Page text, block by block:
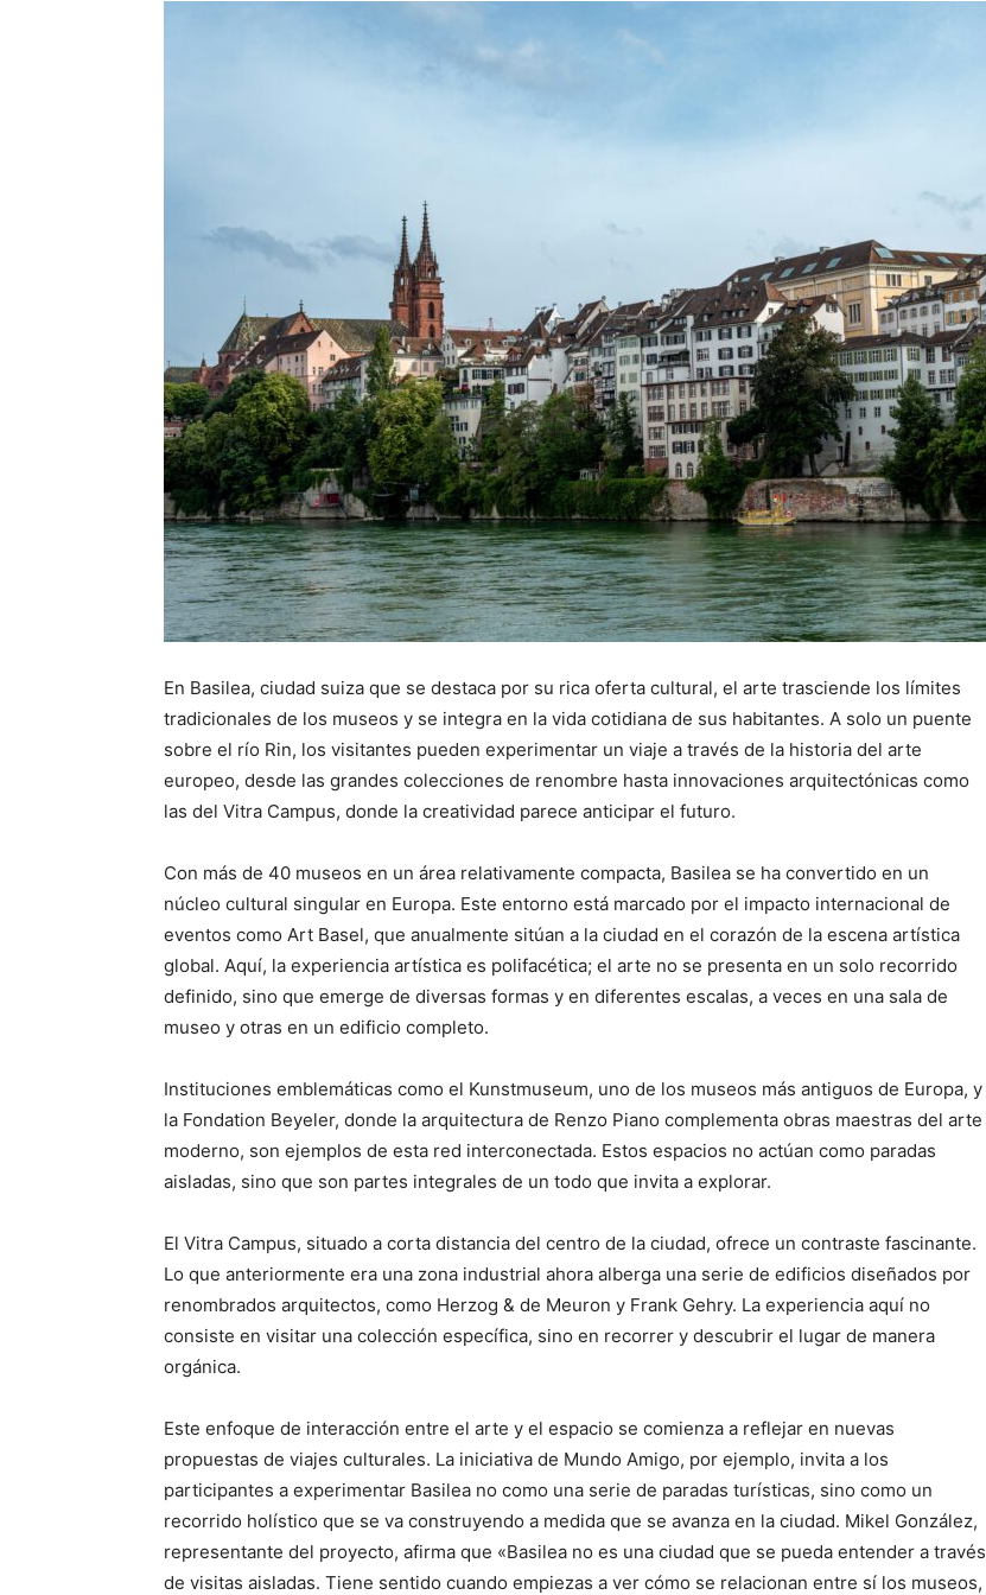
En Basilea, ciudad suiza que se destaca por su rica oferta cultural, el arte trasciende los límites
tradicionales de los museos y se integra en la vida cotidiana de sus habitantes. A solo un puente
sobre el río Rin, los visitantes pueden experimentar un viaje a través de la historia del arte
europeo, desde las grandes colecciones de renombre hasta innovaciones arquitectónicas como
las del Vitra Campus, donde la creatividad parece anticipar el futuro.
Con más de 40 museos en un área relativamente compacta, Basilea se ha convertido en un
núcleo cultural singular en Europa. Este entorno está marcado por el impacto internacional de
eventos como Art Basel, que anualmente sitúan a la ciudad en el corazón de la escena artística
global. Aquí, la experiencia artística es polifacética; el arte no se presenta en un solo recorrido
definido, sino que emerge de diversas formas y en diferentes escalas, a veces en una sala de
museo y otras en un edificio completo.
Instituciones emblemáticas como el Kunstmuseum, uno de los museos más antiguos de Europa, y
la Fondation Beyeler, donde la arquitectura de Renzo Piano complementa obras maestras del arte
moderno, son ejemplos de esta red interconectada. Estos espacios no actúan como paradas
aisladas, sino que son partes integrales de un todo que invita a explorar.
El Vitra Campus, situado a corta distancia del centro de la ciudad, ofrece un contraste fascinante.
Lo que anteriormente era una zona industrial ahora alberga una serie de edificios diseñados por
renombrados arquitectos, como Herzog & de Meuron y Frank Gehry. La experiencia aquí no
consiste en visitar una colección específica, sino en recorrer y descubrir el lugar de manera
orgánica.
Este enfoque de interacción entre el arte y el espacio se comienza a reflejar en nuevas
propuestas de viajes culturales. La iniciativa de Mundo Amigo, por ejemplo, invita a los
participantes a experimentar Basilea no como una serie de paradas turísticas, sino como un
recorrido holístico que se va construyendo a medida que se avanza en la ciudad. Mikel González,
representante del proyecto, afirma que «Basilea no es una ciudad que se pueda entender a través
de visitas aisladas. Tiene sentido cuando empiezas a ver cómo se relacionan entre sí los museos,